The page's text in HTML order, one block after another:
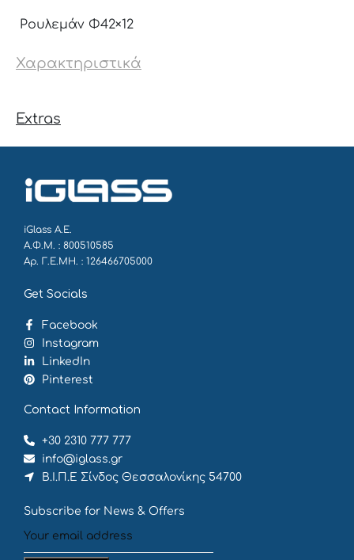
Ρουλεμάν Φ42×12
Χαρακτηριστικά
Extras
iGlass Α.Ε.
Α.Φ.Μ. : 800510585
Αρ. Γ.Ε.ΜΗ. : 126466705000
Get Socials
Facebook
Instagram
LinkedIn
Pinterest
Contact Information
+30 2310 777 777
info@iglass.gr
Β.Ι.Π.Ε Σίνδος Θεσσαλονίκης 54700
Subscribe for News & Offers